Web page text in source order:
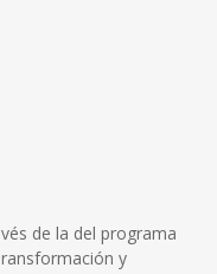
de la del programa
y